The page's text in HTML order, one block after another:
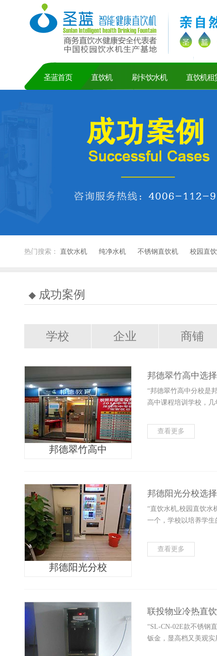
圣蓝首页 直饮机 刷卡饮水机 直饮机租
热门搜索： 直饮水机 纯净水机 不锈钢直饮机 校园直
成功案例
学校 企业 商铺
邦德翠竹高中
邦德翠竹高中选
“邦德翠竹高中分校是
高中课程培训学校，
查看更多
邦德阳光分校
邦德阳光分校选
“直饮水机,校园直饮水
一个，学校以培养学
查看更多
联投物业冷热直
“SL-CN-02E款不锈钢
钣金，显高档又美观